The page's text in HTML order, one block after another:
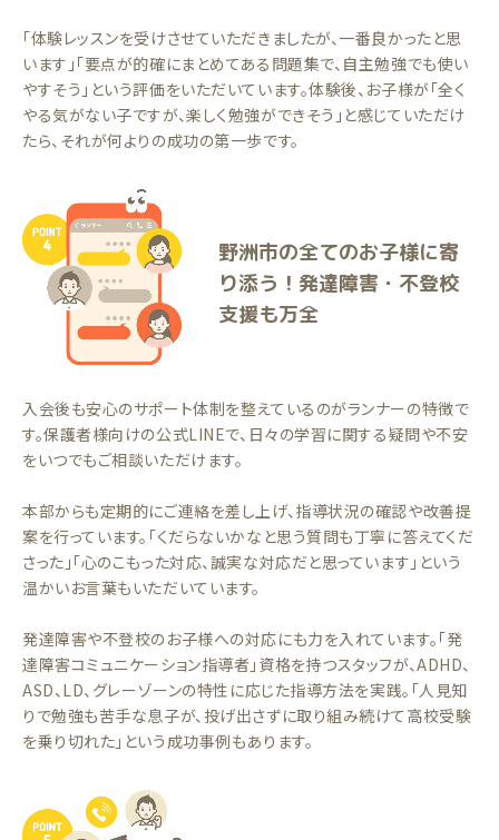
「体験レッスンを受けさせていただきましたが、一番良かったと思
います」「要点が的確にまとめてある問題集で、自主勉強でも使い
やすそう」という評価をいただいています。体験後、お子様が「全く
やる気がない子ですが、楽しく勉強ができそう」と感じていただけ
たら、それが何よりの成功の第一歩です。
野洲市の全てのお子様に寄
り添う！発達障害・不登校
支援も万全
入会後も安心のサポート体制を整えているのがランナーの特徴で
す。保護者様向けの公式LINEで、日々の学習に関する疑問や不安
をいつでもご相談いただけます。
本部からも定期的にご連絡を差し上げ、指導状況の確認や改善提
案を行っています。「くだらないかなと思う質問も丁寧に答えてくだ
さった」「心のこもった対応、誠実な対応だと思っています」という
温かいお言葉もいただいています。
発達障害や不登校のお子様への対応にも力を入れています。「発
達障害コミュニケーション指導者」資格を持つスタッフが、ADHD、
ASD、LD、グレーゾーンの特性に応じた指導方法を実践。「人見知
りで勉強も苦手な息子が、投げ出さずに取り組み続けて高校受験
を乗り切れた」という成功事例もあります。